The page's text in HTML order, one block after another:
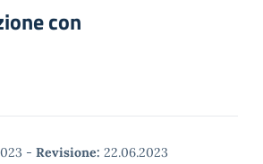
con
- Revisione: 22.06.2023